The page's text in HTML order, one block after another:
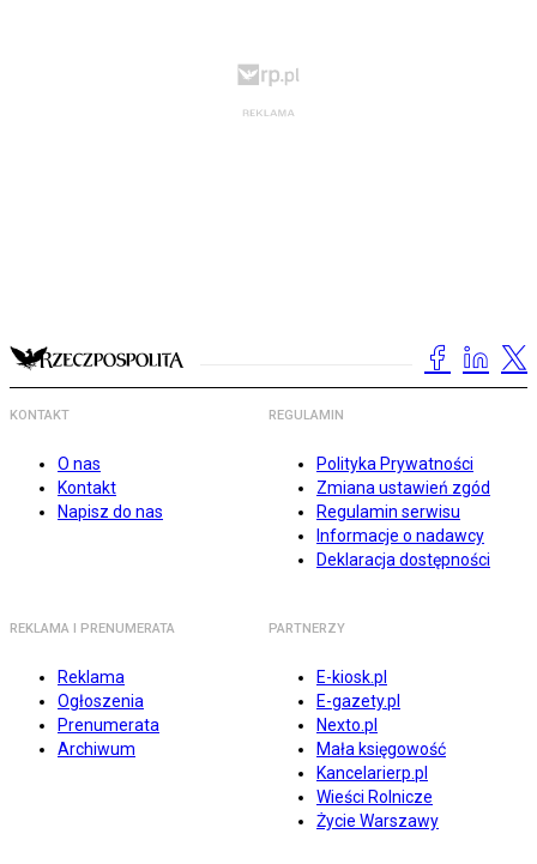
KONTAKT
O nas
Kontakt
Napisz do nas
REGULAMIN
Polityka Prywatności
Zmiana ustawień zgód
Regulamin serwisu
Informacje o nadawcy
Deklaracja dostępności
REKLAMA I PRENUMERATA
Reklama
Ogłoszenia
Prenumerata
Archiwum
PARTNERZY
E-kiosk.pl
E-gazety.pl
Nexto.pl
Mała księgowość
Kancelarierp.pl
Wieści Rolnicze
Życie Warszawy